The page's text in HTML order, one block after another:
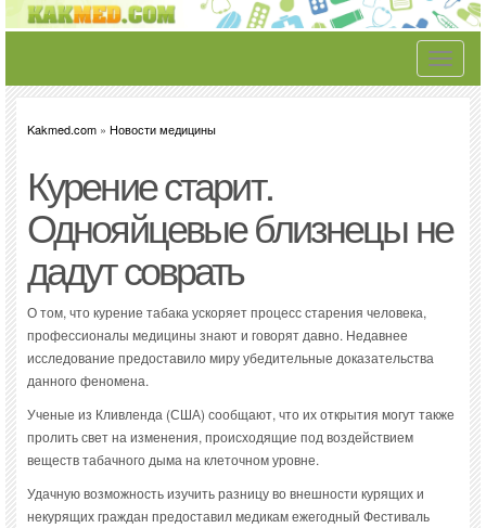
Toggle
Kakmed.com » Новости медицины
Курение старит.
Однояйцевые близнецы не
дадут соврать
О том, что курение табака ускоряет процесс старения человека,
профессионалы медицины знают и говорят давно. Недавнее
исследование предоставило миру убедительные доказательства
данного феномена.
Ученые из Кливленда (США) сообщают, что их открытия могут также
пролить свет на изменения, происходящие под воздействием
веществ табачного дыма на клеточном уровне.
Удачную возможность изучить разницу во внешности курящих и
некурящих граждан предоставил медикам ежегодный Фестиваль